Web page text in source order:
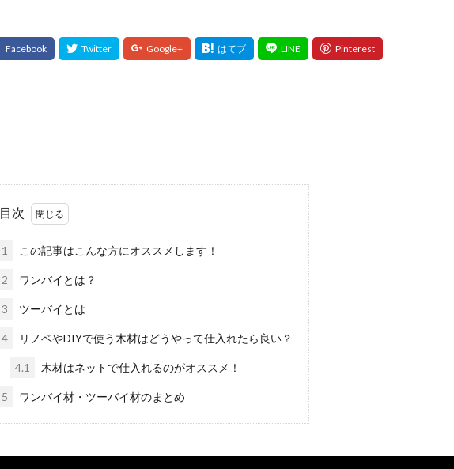
目次
1 この記事はこんな方にオススメします！
2 ワンバイとは？
3 ツーバイとは
4 リノベやDIYで使う木材はどうやって仕入れたら良い？
4.1 木材はネットで仕入れるのがオススメ！
5 ワンバイ材・ツーバイ材のまとめ